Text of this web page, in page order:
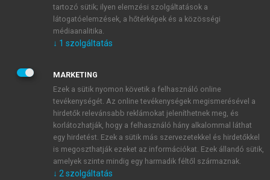
JELSZÓ
JELSZÓ ÚJRA
Kérek értesítést a MeRSZ újdonságairól, akcióiról.
Kérek értesítést az Akadémiai Kiadó Zrt. újdonságairól,
tartozó sütik; ilyen elemzési szolgáltatások a
látogatóelemzések, a hőtérképek és a közösségi
médiaanalitika.
↓ 1 szolgáltatás
MARKETING
Ezek a sütik nyomon követik a felhasználó online
tevékenységét. Az online tevékenységek megismerésével a
hirdetők relevánsabb reklámokat jeleníthetnek meg, és
korlátozhatják, hogy a felhasználó hány alkalommal láthat
egy hirdetést. Ezek a sütik más szervezetekkel és hirdetőkkel
is megoszthatják ezeket az információkat. Ezek állandó sütik,
amelyek szinte mindig egy harmadik féltől származnak.
↓ 2 szolgáltatás